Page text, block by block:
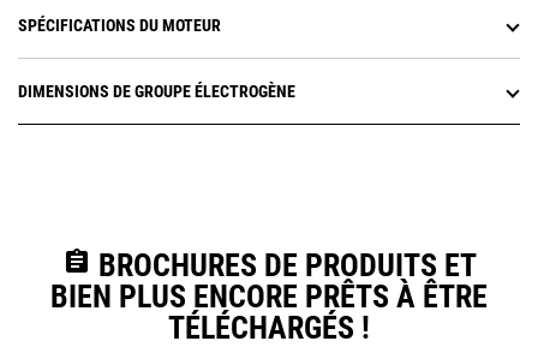
SPÉCIFICATIONS DU MOTEUR
DIMENSIONS DE GROUPE ÉLECTROGÈNE
assignment BROCHURES DE PRODUITS ET
BIEN PLUS ENCORE PRÊTS À ÊTRE
TÉLÉCHARGÉS !